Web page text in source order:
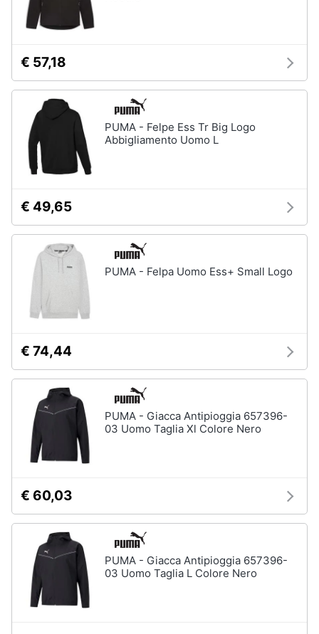
Gioielli
Orecchini
Cavigliera
Collane
Vedi
tutti
€ 57,18
PUMA - Felpe Ess Tr Big Logo
Abbigliamento Uomo L
€ 49,65
PUMA - Felpa Uomo Ess+ Small Logo
€ 74,44
PUMA - Giacca Antipioggia 657396-
03 Uomo Taglia Xl Colore Nero
€ 60,03
PUMA - Giacca Antipioggia 657396-
03 Uomo Taglia L Colore Nero